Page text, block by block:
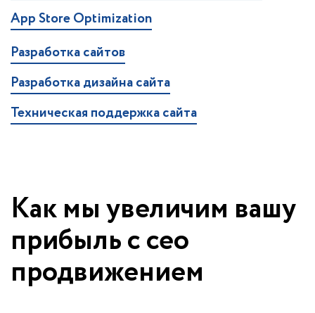
App Store Optimization
Разработка сайтов
Разработка дизайна сайта
Техническая поддержка сайта
Как мы увеличим вашу
прибыль с сео
продвижением